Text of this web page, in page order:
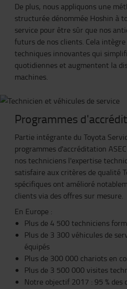
De plus, nous appliquons une
structurée dénommée Hoshin à
service pour être sûr que nos
futurs de nos clients. Cela
techniques innovantes qui
quotidiennes et augmentent la
machines.
Programmes
Partie intégrante du Toyota
programmes d'accréditation
nos techniciens l'expertise
satisfaire aux critères de qualité
spécifiques ont amélioré
clients via des offres sur mesure.
En Europe :
Plus de 4 500 techniciens
Plus de 3 300 véhicules de
équipés
Plus de 300 000 chariots en
Plus de 3 500 000 visites
Notre objectif 2017 : 95 % des